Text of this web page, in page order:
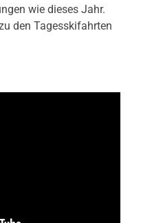
wie dieses Jahr.
den Tagesskifahrten